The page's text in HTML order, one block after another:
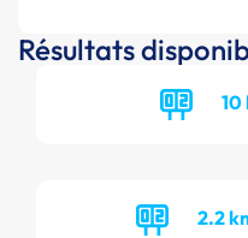
Résultats
10
2.2